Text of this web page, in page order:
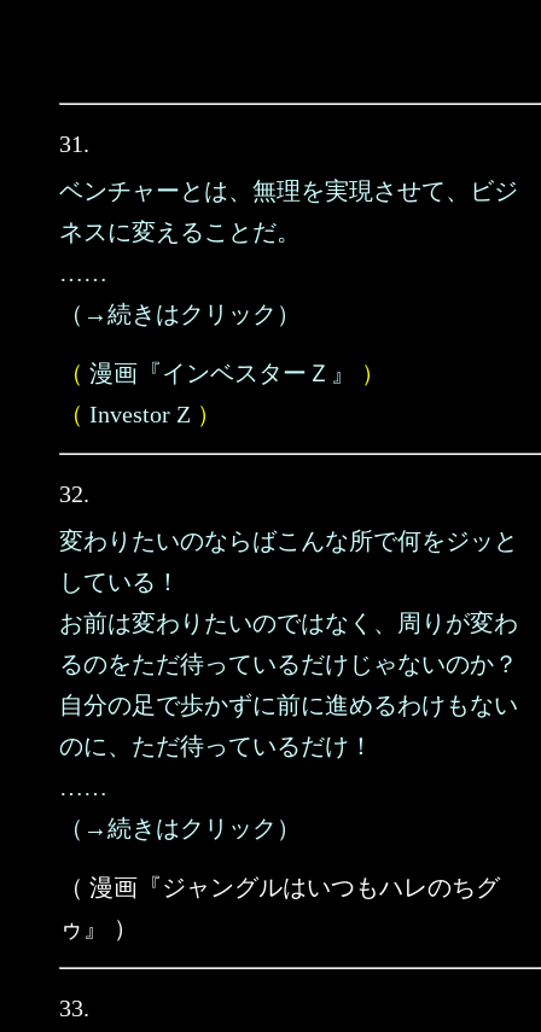
31.
ベンチャーとは、無理を実現させて、ビジ
ネスに変えることだ。
……
（→続きはクリック）
（ 漫画『インベスターＺ』
）
（ Investor Z ）
32.
変わりたいのならばこんな所で何をジッと
している！
お前は変わりたいのではなく、周りが変わ
るのをただ待っているだけじゃないのか？
自分の足で歩かずに前に進めるわけもない
のに、ただ待っているだけ！
……
（→続きはクリック）
（ 漫画『ジャングルはいつもハレのちグ
ゥ』 ）
33.